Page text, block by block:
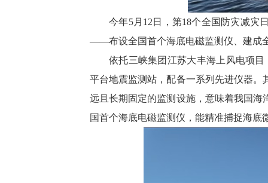
今年5月12日，第18个全国防灾减灾
——布设全国首个海底电磁监测仪、建成
依托三峡集团江苏大丰海上风电项
平台地震监测站，配备一系列先进仪器。
远且长期固定的监测设施，意味着我国
国首个海底电磁监测仪，能精准捕捉海